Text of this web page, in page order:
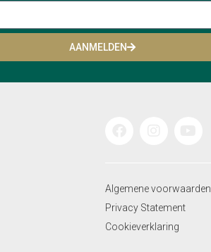
AANMELDEN
Algemene voorwaarden
Privacy Statement
Cookieverklaring